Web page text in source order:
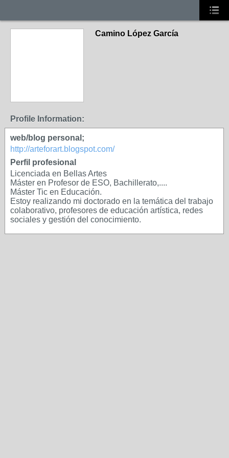
Camino López García
Profile Information:
web/blog personal;
http://arteforart.blogspot.com/
Perfil profesional
Licenciada en Bellas Artes
Máster en Profesor de ESO, Bachillerato,....
Máster Tic en Educación.
Estoy realizando mi doctorado en la temática del trabajo
colaborativo, profesores de educación artística, redes
sociales y gestión del conocimiento.